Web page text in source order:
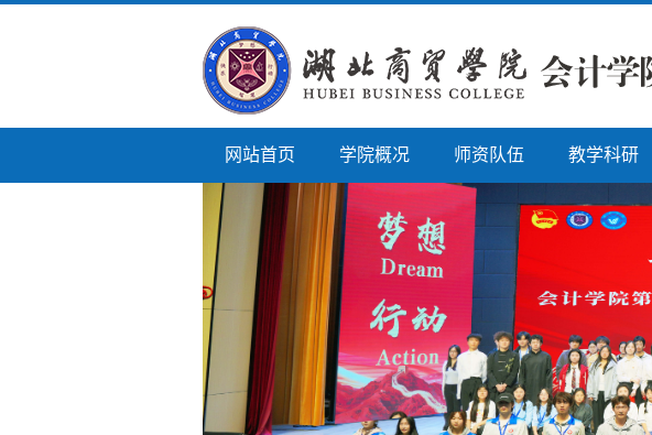
网站首页 学院概况 师资队伍 教学科研